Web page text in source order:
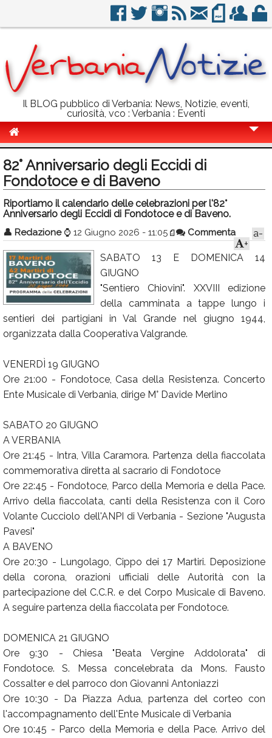
Il BLOG pubblico di Verbania: News, Notizie, eventi,
curiosità, vco : Verbania : Eventi
Politica
Sport
Info Utili
Rubriche
Calendario
Annunci
82° Anniversario degli Eccidi di
Fondotoce e di Baveno
Riportiamo il calendario delle celebrazioni per l'82°
Anniversario degli Eccidi di Fondotoce e di Baveno.
👤 Redazione ⌚ 12 Giugno 2026 - 11:05 Commenta
a-
+
SABATO 13 E DOMENICA 14
GIUGNO
"Sentiero Chiovini". XXVIII edizione
della camminata a tappe lungo i
sentieri dei partigiani in Val Grande nel giugno 1944,
organizzata dalla Cooperativa Valgrande.
VENERDÌ 19 GIUGNO
Ore 21:00 - Fondotoce, Casa della Resistenza. Concerto
Ente Musicale di Verbania, dirige M° Davide Merlino
SABATO 20 GIUGNO
A VERBANIA
Ore 21:45 - Intra, Villa Caramora. Partenza della fiaccolata
commemorativa diretta al sacrario di Fondotoce
Ore 22:45 - Fondotoce, Parco della Memoria e della Pace.
Arrivo della fiaccolata, canti della Resistenza con il Coro
Volante Cucciolo dell'ANPI di Verbania - Sezione "Augusta
Pavesi"
A BAVENO
Ore 20:30 - Lungolago, Cippo dei 17 Martiri. Deposizione
della corona, orazioni ufficiali delle Autorità con la
partecipazione del C.C.R. e del Corpo Musicale di Baveno.
A seguire partenza della fiaccolata per Fondotoce.
DOMENICA 21 GIUGNO
Ore 9:30 - Chiesa "Beata Vergine Addolorata" di
Fondotoce. S. Messa concelebrata da Mons. Fausto
Cossalter e del parroco don Giovanni Antoniazzi
Ore 10:30 - Da Piazza Adua, partenza del corteo con
l'accompagnamento dell'Ente Musicale di Verbania
Ore 10:45 - Parco della Memoria e della Pace. Arrivo del